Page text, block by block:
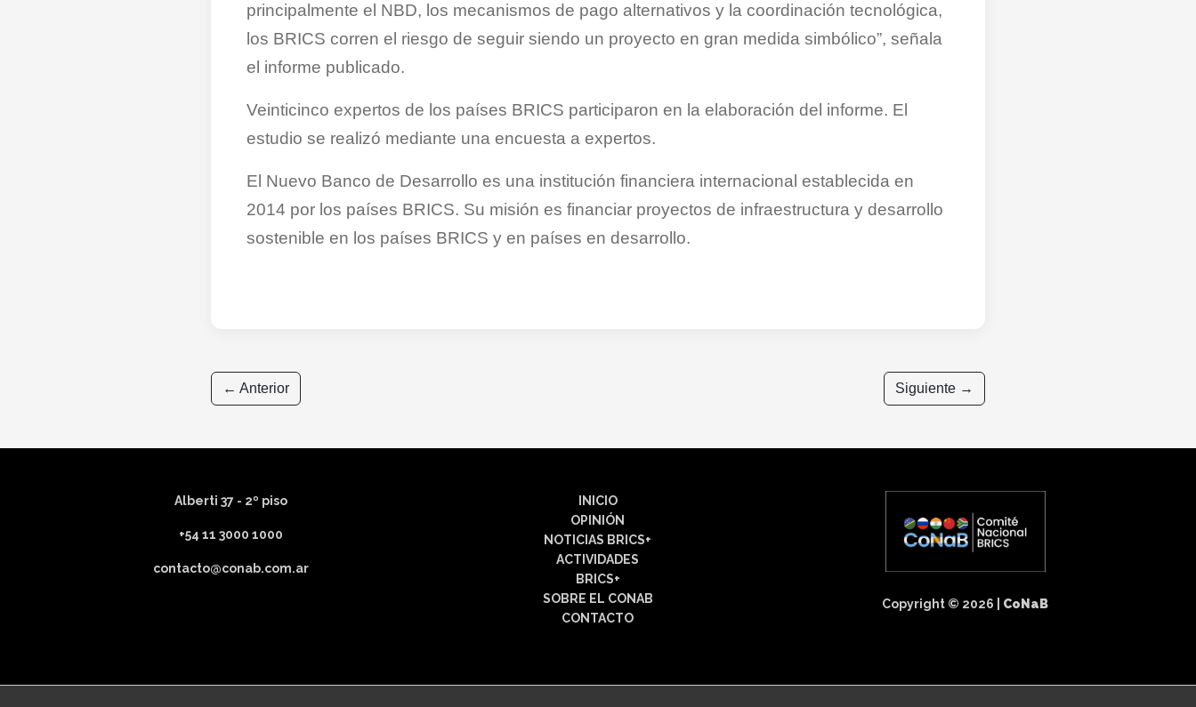
principalmente el NBD, los mecanismos de pago alternativos y la coordinación tecnológica,
los BRICS corren el riesgo de seguir siendo un proyecto en gran medida simbólico”, señala
el informe publicado.
Veinticinco expertos de los países BRICS participaron en la elaboración del informe. El
estudio se realizó mediante una encuesta a expertos.
El Nuevo Banco de Desarrollo es una institución financiera internacional establecida en
2014 por los países BRICS. Su misión es financiar proyectos de infraestructura y desarrollo
sostenible en los países BRICS y en países en desarrollo.
← Anterior Siguiente →
Alberti 37 - 2º piso
+54 11 3000 1000
contacto@conab.com.ar
INICIO
OPINIÓN
NOTICIAS BRICS+
ACTIVIDADES
BRICS+
SOBRE EL CONAB
CONTACTO
Copyright © 2026 | CoNaB